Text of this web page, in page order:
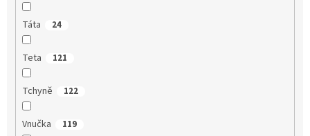
Táta 24
Teta 121
Tchyně 122
Vnučka 119